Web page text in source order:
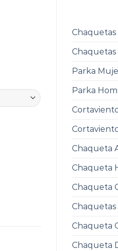
Parka
Parka
Chaqueta
Chaqueta
Chaqueta
Chaqueta
Chaqueta